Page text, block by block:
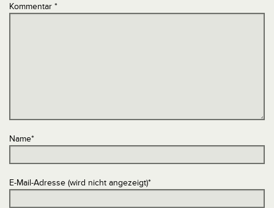
Kommentar *
Name*
E-Mail-Adresse (wird nicht angezeigt)*